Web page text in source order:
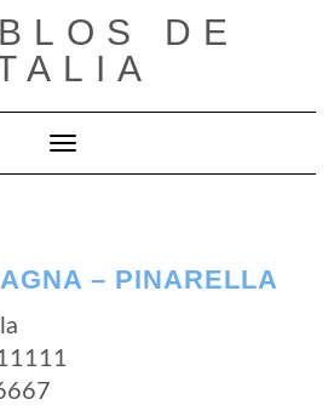
DE
Cambiar modo de navegación
– PINARELLA